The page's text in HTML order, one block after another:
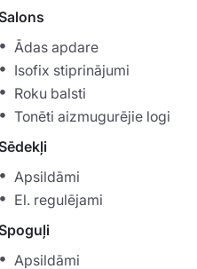
Ādas apdare
Isofix stiprinājumi
Roku balsti
Tonēti aizmugurējie logi
Apsildāmi
El. regulējami
Apsildāmi